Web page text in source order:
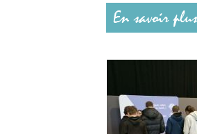
En savoir plus